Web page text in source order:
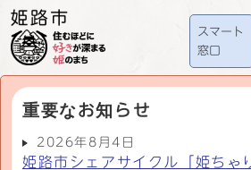
スマート
窓口
重要なお知らせ
2026年8月4日
姫路市シェアサイクル「姫ちゃ